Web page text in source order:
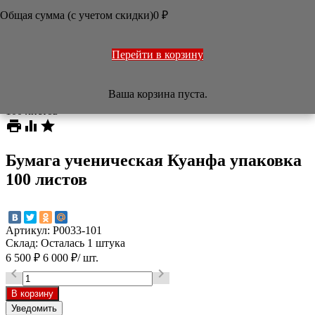
ПЕЧАТИ
ТОВАРЫ ИЗ ЯПОНИИ
Бумага /Бумага ученическая Куанфа упаковка
  
Бумага ученическая Куанфа упаковка
100 листов
Артикул: P0033-101
Склад: Осталась 1 штука
6 500 ₽ 6 000 ₽/ шт.
 
Уведомить
Общая сумма (с учетом скидки)0 ₽
Перейти в корзину
Ваша корзина пуста.